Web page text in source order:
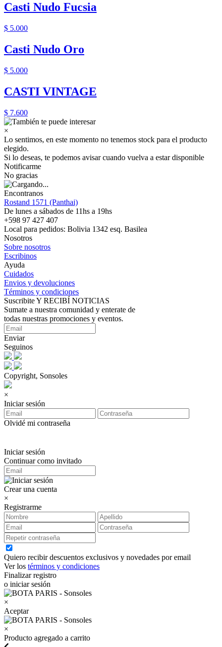
Casti Nudo Fucsia
$ 5.000
Casti Nudo Oro
$ 5.000
CASTI VINTAGE
$ 7.600
×
Lo sentimos, en este momento no tenemos stock para el producto
elegido.
Si lo deseas, te podemos avisar cuando vuelva a estar disponible
Notificarme
No gracias
Encontranos
Rostand 1571 (Panthai)
De lunes a sábados de 11hs a 19hs
+598 97 427 407
Local para pedidos: Bolivia 1342 esq. Basilea
Nosotros
Sobre nosotros
Escribinos
Ayuda
Cuidados
Envios y devoluciones
Términos y condiciones
Suscribite Y RECIBÍ NOTICIAS
Sumate a nuestra comunidad y enterate de
todas nuestras promociones y eventos.
Enviar
Seguinos
Copyright, Sonsoles
×
Iniciar sesión
Olvidé mi contraseña
Iniciar sesión
Continuar como invitado
Crear una cuenta
×
Registrarme
Quiero recibir descuentos exclusivos y novedades por email
Ver los términos y condiciones
Finalizar registro
o iniciar sesión
×
Aceptar
×
Producto agregado a carrito